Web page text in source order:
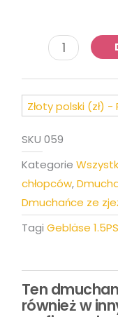
Dmuchany
zamek
Motorsport
ze
Złoty polski (zł) -
SKU 059
Kategorie
chłopców,
Dmuchańce ze
Tagi Gebläse 1.5PS
Ten
również w